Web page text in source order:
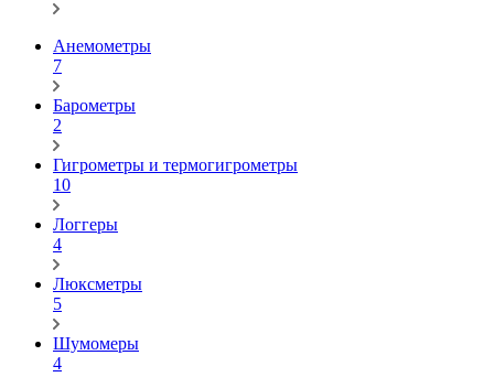
Анемометры
7
Барометры
2
Гигрометры и термогигрометры
10
Логгеры
4
Люксметры
5
Шумомеры
4